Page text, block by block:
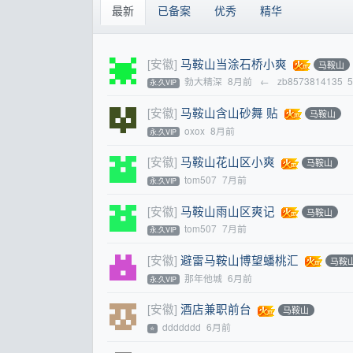
最新 已备案 优秀 精华
[安徽] 马鞍山当涂石桥小爽 马鞍山
永.久VIP 勃大精深 8月前 ← zb8573814135
[安徽] 马鞍山含山砂舞 贴 马鞍山
永.久VIP oxox 8月前
[安徽] 马鞍山花山区小爽 马鞍山
永.久VIP tom507 7月前
[安徽] 马鞍山雨山区爽记 马鞍山
永.久VIP tom507 7月前
[安徽] 避雷马鞍山博望蟠桃汇 马鞍
永.久VIP 那年他城 6月前
[安徽] 酒店兼职前台 马鞍山
⭐ ddddddd 6月前